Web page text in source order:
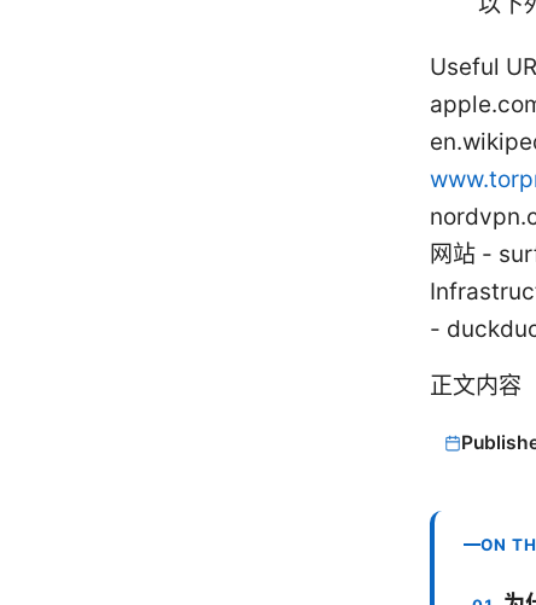
Useful
网站 -
-
正文内容
ON